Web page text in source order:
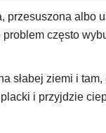
przesuszona albo
często
słabej ziemi i
i przyjdzie